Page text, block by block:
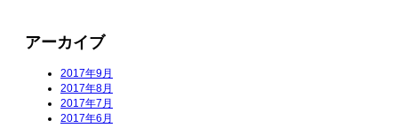
アーカイブ
2017年9月
2017年8月
2017年7月
2017年6月